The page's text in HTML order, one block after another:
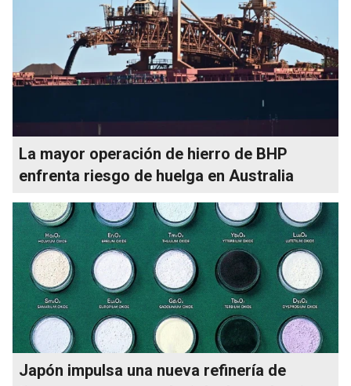
La mayor operación de hierro de BHP
enfrenta riesgo de huelga en Australia
Japón impulsa una nueva refinería de